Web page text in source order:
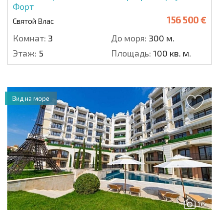
Форт
Святой Влас 156 500 €
Комнат: 3 До моря: 300 м.
Этаж: 5 Площадь: 100 кв. м.
16
Вид на море